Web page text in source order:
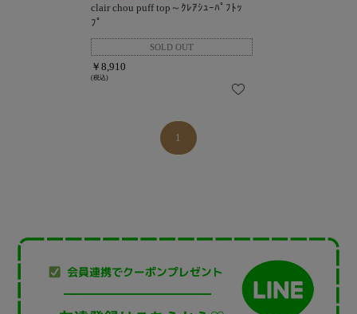
clair chou puff top～ｸﾚｱｼｭｰﾊﾟﾌﾄｯ
ﾌﾟ
￥8,910
(税込)
1